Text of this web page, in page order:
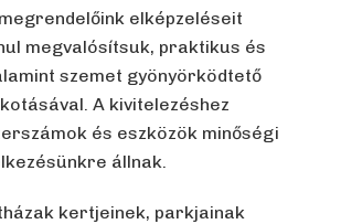
elképzeléseit
megvalósítsuk, praktikus és
szemet gyönyörködtető
A kivitelezéshez
és eszközök minőségi
állnak.
kertjeinek, parkjainak